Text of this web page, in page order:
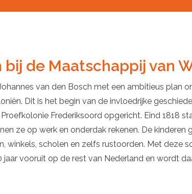
bij de Maatschappij van
van den Bosch met een ambitieus plan
Dit is het begin van de invloedrijke
Frederiksoord opgericht. Eind 1818
ze op werk en onderdak rekenen. De kinderen
winkels, scholen en zelfs rustoorden. Met deze
jaar vooruit op de rest van Nederland en wordt